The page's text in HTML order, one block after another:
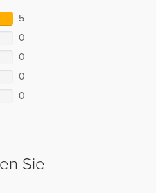
5
0
0
0
0
Sie